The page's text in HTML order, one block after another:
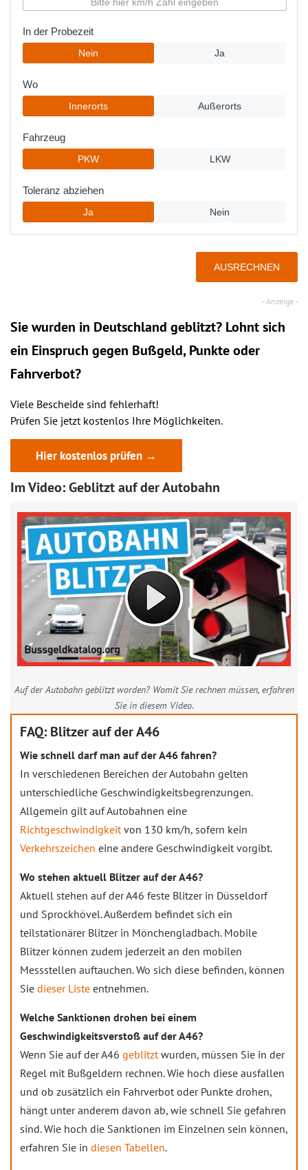
Sie wurden in Deutschland geblitzt? Lohnt sich
ein Einspruch gegen Bußgeld, Punkte oder
Fahrverbot?
Viele Bescheide sind fehlerhaft!
Prüfen Sie jetzt kostenlos Ihre Möglichkeiten.
Hier kostenlos prüfen →
Im Video: Geblitzt auf der Autobahn
Auf der Autobahn geblitzt worden? Womit Sie rechnen müssen, erfahren
Sie in diesem Video.
FAQ: Blitzer auf der A46
Wie schnell darf man auf der A46 fahren?
In verschiedenen Bereichen der Autobahn gelten
unterschiedliche Geschwindigkeitsbegrenzungen.
Allgemein gilt auf Autobahnen eine
Richtgeschwindigkeitvon 130 km/h, sofern kein
Verkehrszeichen eine andere Geschwindigkeit vorgibt.
Wo stehen aktuell Blitzer auf der A46?
Aktuell stehen auf der A46 feste Blitzer in Düsseldorf
und Sprockhövel. Außerdem befindet sich ein
teilstationärer Blitzer in Mönchengladbach. Mobile
Blitzer können zudem jederzeit an den mobilen
Messstellen auftauchen. Wo sich diese befinden, können
Sie dieser Liste entnehmen.
Welche Sanktionen drohen bei einem
Geschwindigkeitsverstoß auf der A46?
Wenn Sie auf der A46 geblitztwurden, müssen Sie in der
Regel mit Bußgeldern rechnen. Wie hoch diese ausfallen
und ob zusätzlich ein Fahrverbot oder Punkte drohen,
hängt unter anderem davon ab, wie schnell Sie gefahren
sind. Wie hoch die Sanktionen im Einzelnen sein können,
erfahren Sie in diesen Tabellen.